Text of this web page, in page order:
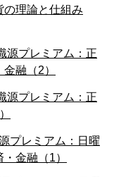
の理論と仕組み
プレミアム：正
融（2）
プレミアム：正
プレミアム：日曜
金融（1）